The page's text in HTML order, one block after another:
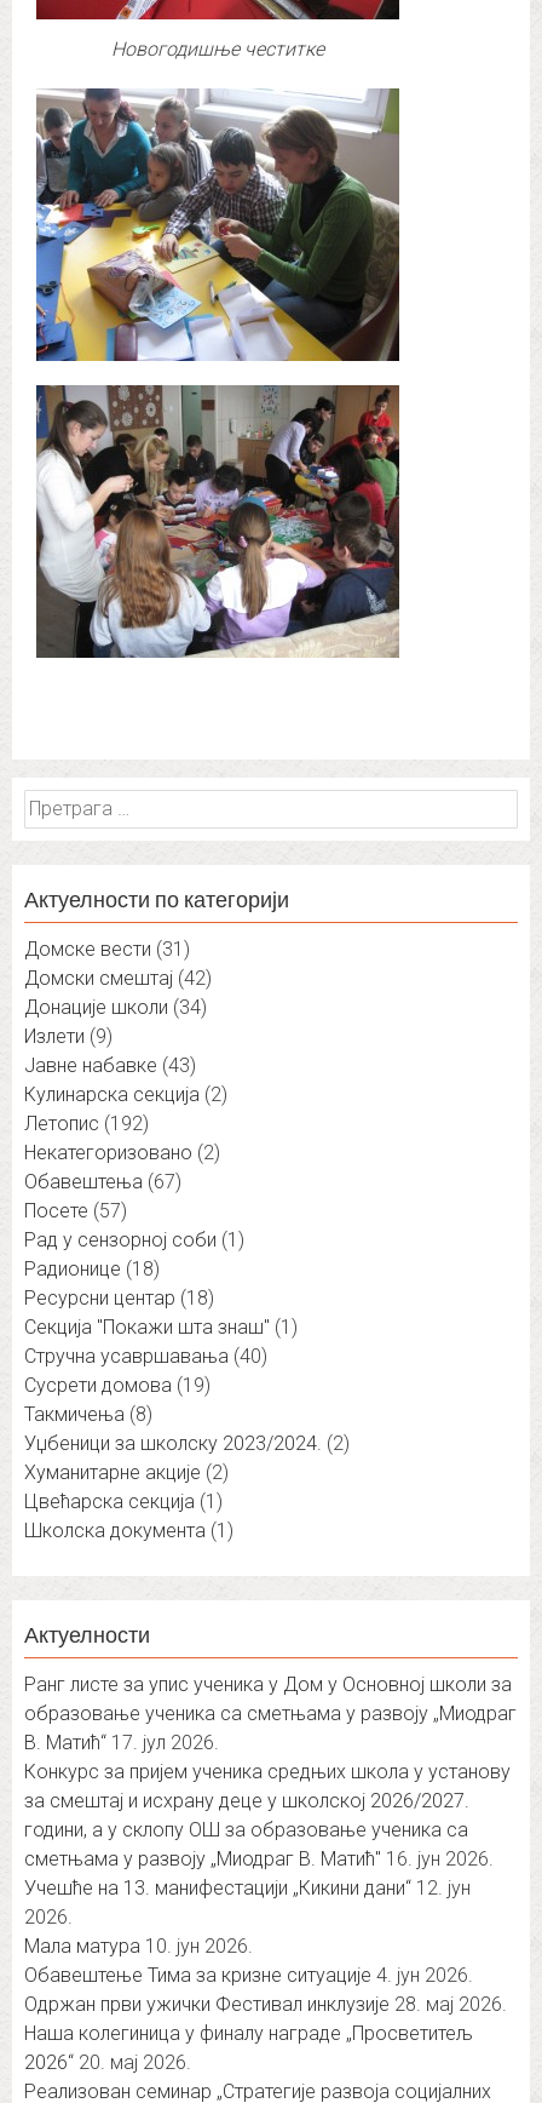
Новогодишње честитке
Претрага
за:
Актуелности по категорији
Домске вести (31)
Домски смештај (42)
Донације школи (34)
Излети (9)
Јавне набавке (43)
Кулинарска секција (2)
Летопис (192)
Некатегоризовано (2)
Обавештења (67)
Посете (57)
Рад у сензорној соби (1)
Радионице (18)
Ресурсни центар (18)
Секција "Покажи шта знаш" (1)
Стручна усавршавања (40)
Сусрети домова (19)
Такмичења (8)
Уџбеници за школску 2023/2024. (2)
Хуманитарне акције (2)
Цвећарска секција (1)
Школска документа (1)
Актуелности
Ранг листе за упис ученика у Дом у Основној школи за
образовање ученика са сметњама у развоју „Миодраг
В. Матић“ 17. јул 2026.
Конкурс за пријем ученика средњих школа у установу
за смештај и исхрану деце у школској 2026/2027.
години, а у склопу ОШ за образовање ученика са
сметњама у развоју „Миодраг В. Матић″ 16. јун 2026.
Учешће на 13. манифестацији „Кикини дани“ 12. јун
2026.
Мала матура 10. јун 2026.
Обавештење Тима за кризне ситуације 4. јун 2026.
Одржан први ужички Фестивал инклузије 28. мај 2026.
Наша колегиница у финалу награде „Просветитељ
2026“ 20. мај 2026.
Реализован семинар „Стратегије развоја социјалних